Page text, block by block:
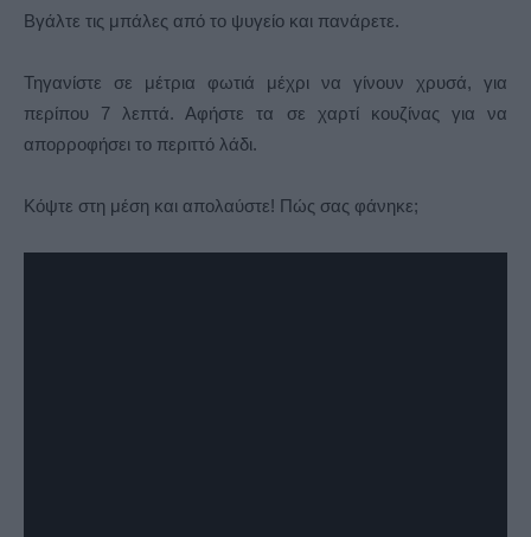
Βγάλτε τις μπάλες από το ψυγείο και πανάρετε.
Τηγανίστε σε μέτρια φωτιά μέχρι να γίνουν χρυσά, για
περίπου 7 λεπτά. Αφήστε τα σε χαρτί κουζίνας για να
απορροφήσει το περιττό λάδι.
Κόψτε στη μέση και απολαύστε! Πώς σας φάνηκε;